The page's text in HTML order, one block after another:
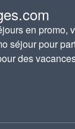
en promo,
séjour pour
des